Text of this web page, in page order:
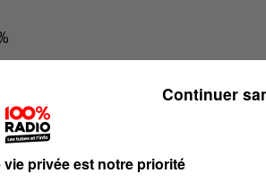
privée est notre priorité
Continuer